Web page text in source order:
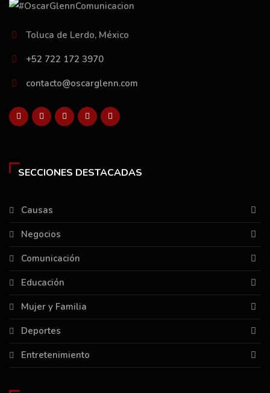
Toluca de Lerdo, México
+52 722 172 3970
contacto@oscarglenn.com
SECCIONES DESTACADAS
Causas
Negocios
Comunicación
Educación
Mujer y Familia
Deportes
Entretenimiento